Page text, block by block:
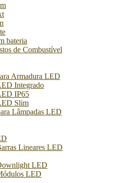
bateria
de Combustível
Armadura LED
Integrado
IP65
Slim
Lâmpadas LED
Lineares LED
LED
LED